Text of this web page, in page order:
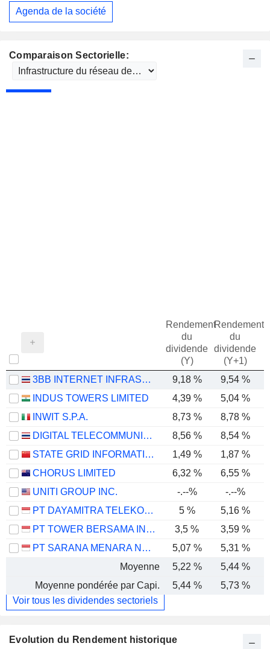
Comparaison Sectorielle:
Rendement
du
dividende
(Y)
Rendement
du
dividende
(Y+1)
3BB INTERNET INFRASTRUCTURE FUND 9,18 %
9,54 %
INDUS TOWERS LIMITED
4,39 % 5,04 %
INWIT S.P.A.
8,73 % 8,78 %
DIGITAL TELECOMMUNICATIONS INFRASTRUCTURE FUND
8,56 %
8,54 %
STATE GRID INFORMATION & COMMUNICATION CO., LTD.
1,49 % 1,87 %
CHORUS LIMITED
6,32 %
6,55 %
UNITI GROUP INC.
-.--%
-.--%
PT DAYAMITRA TELEKOMUNIKASI TBK.
5 % 5,16 %
PT TOWER BERSAMA INFRASTRUCTURE TBK
3,5 % 3,59 %
PT SARANA MENARA NUSANTARA TBK.
5,07 %
5,31 %
Moyenne
5,22 % 5,44 %
Moyenne pondérée par Capi.
5,44 % 5,73 %
Voir tous les dividendes sectoriels
Evolution du Rendement historique
Agenda de la société